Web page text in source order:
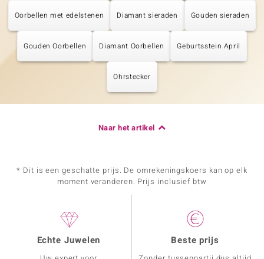
Oorbellen met edelstenen Diamant sieraden Gouden sieraden
Gouden Oorbellen Diamant Oorbellen Geburtsstein April
Ohrstecker
Naar het artikel
* Dit is een geschatte prijs. De omrekeningskoers kan op elk
moment veranderen. Prijs inclusief btw
Echte Juwelen Beste prijs